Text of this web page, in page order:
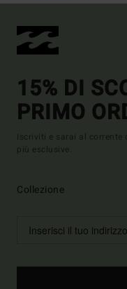
15% DI
PRIMO
Iscriviti e sarai al
più esclusive.
Collezione